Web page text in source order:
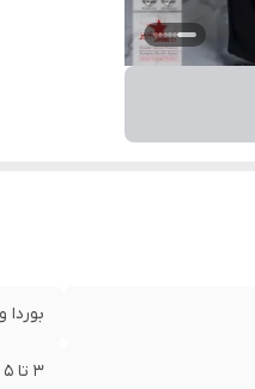
بوردا
3 تا 5 روز کاری